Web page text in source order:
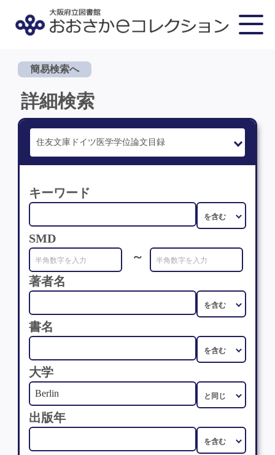
簡易検索へ
詳細検索
キーワード
SMD
～
著者名
書名
大学
出版年